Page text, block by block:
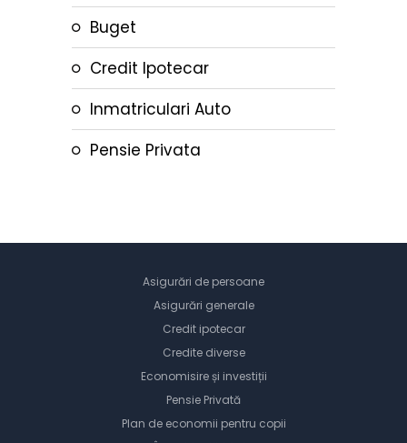
Buget
Credit Ipotecar
Inmatriculari Auto
Pensie Privata
Asigurări de persoane
Asigurări generale
Credit ipotecar
Credite diverse
Economisire și investiții
Pensie Privată
Plan de economii pentru copii